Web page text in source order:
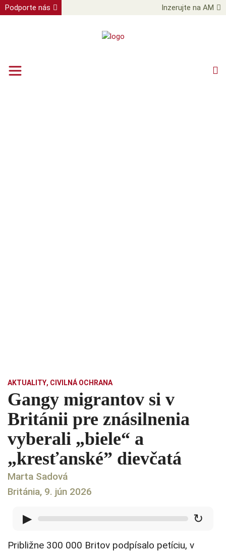
Podporte nás Inzerujte na AM
AKTUALITY, CIVILNÁ OCHRANA
Gangy migrantov si v
Británii pre znásilnenia
vyberali „biele“ a
„kresťanské” dievčatá
Marta Sadová
Británia, 9. jún 2026
▶ ↻
Približne 300 000 Britov podpísalo petíciu, v